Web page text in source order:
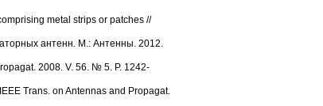
metal strips or patches //
антенн. М.: Антенны. 2012.
2008. V. 56. № 5. P. 1242-
Trans. on Antennas and Propagat.